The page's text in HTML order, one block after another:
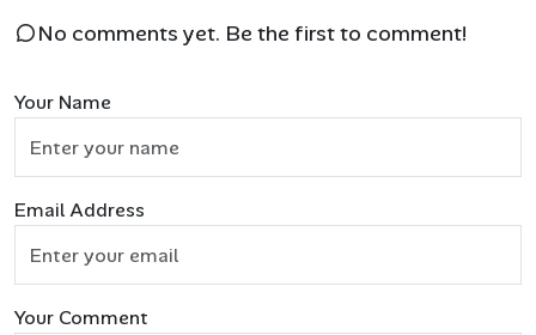
No comments yet. Be the first to comment!
Your Name
Email Address
Your Comment